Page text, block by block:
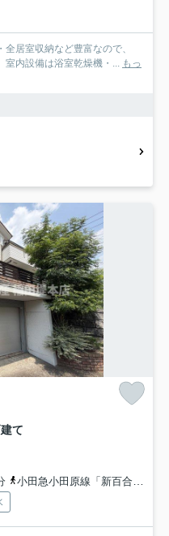
居室収納など豊富なので、
室内設備は浴室乾燥機・... もっ
て
小田急小田原線「新百合ヶ丘」駅 徒歩20分